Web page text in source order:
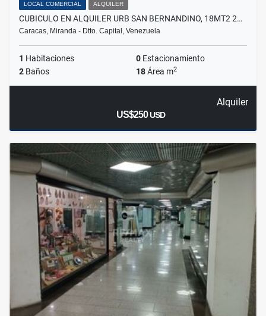
LOCAL COMERCIAL ALQUILER
CUBICULO EN ALQUILER URB SAN BERNANDINO, 18MT2 2…
Caracas, Miranda - Dtto. Capital, Venezuela
1 Habitaciones 0 Estacionamiento
2 Baños 18Área m2
Alquiler
US$250USD